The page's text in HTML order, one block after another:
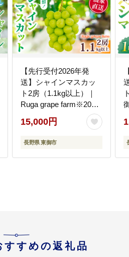
【先行受付2026年発
送】シャインマスカッ
ト2房（1.1kg以上）｜
Ruga grape farm※2026
年9月上旬以降発送予定
15,000円
長野県 東御市
すすめの返礼品